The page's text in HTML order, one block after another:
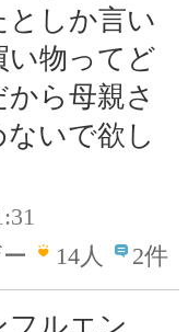
としか言い
い物ってど
ら母親さ
いで欲し
14人 2件